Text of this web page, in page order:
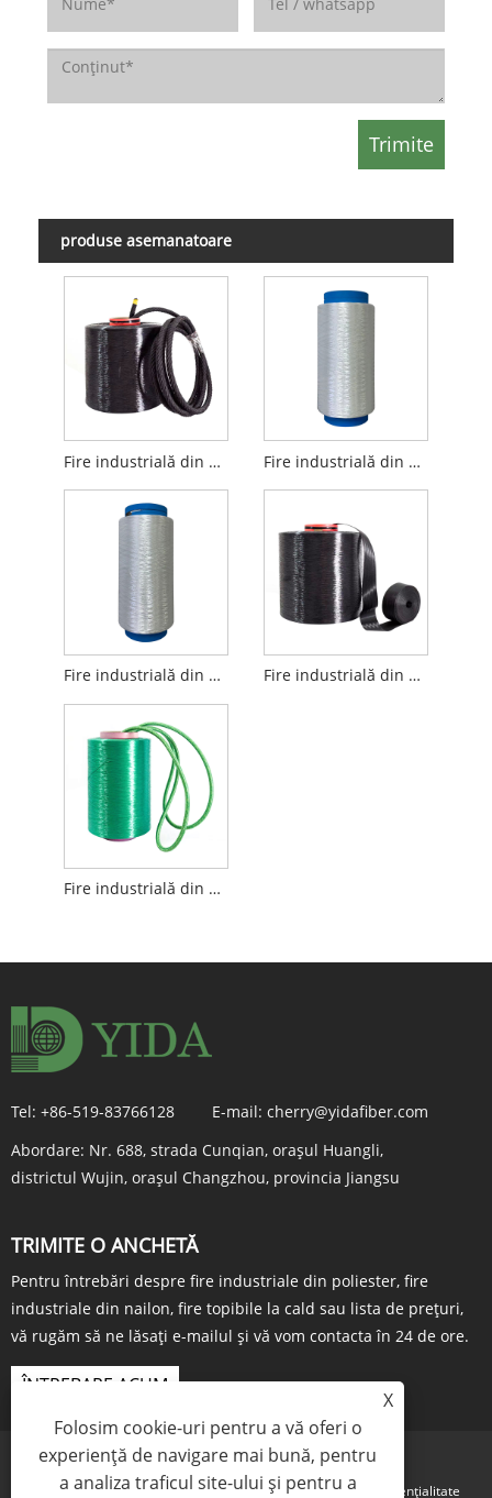
produse asemanatoare
Fire industrială din poliester de înaltă tenacitate anti UV negru Fire industrială din poliester de înaltă tenacitate alb anti UV
Fire industrială din poliester de înaltă tenacitate alb strălucitor total Fire industrială din poliester de înaltă tenacitate Total Brightblack
Fire industrială din poliester de înaltă tenacitate colorată anti UV
Tel: +86-519-83766128 E-mail: cherry@yidafiber.com
Abordare: Nr. 688, strada Cunqian, orașul Huangli,
districtul Wujin, orașul Changzhou, provincia Jiangsu
TRIMITE O ANCHETĂ
Pentru întrebări despre fire industriale din poliester, fire
industriale din nailon, fire topibile la cald sau lista de prețuri,
vă rugăm să ne lăsați e-mailul și vă vom contacta în 24 de ore.
ÎNTREBARE ACUM
Links Sitemap RSS XML Politica de confidențialitate
X
Folosim cookie-uri pentru a vă oferi o
experiență de navigare mai bună, pentru
a analiza traficul site-ului și pentru a